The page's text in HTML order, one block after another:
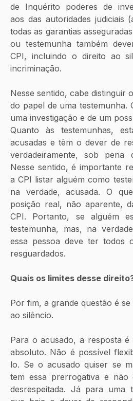
de Inquérito poderes de
aos das autoridades judiciais
todas as garantias
ou testemunha também
CPI, incluindo o direito ao
incriminação.
Nesse sentido, cabe distinguir
do papel de uma testemunha.
uma investigação e de um
Quanto às testemunhas,
acusadas e têm o dever de
verdadeiramente, sob pena
Nesse sentido, é importante
a CPI listar alguém como
na verdade, acusada. O
posição real, não aparente,
CPI. Portanto, se alguém
testemunha, mas, na
essa pessoa deve ter todos
resguardados.
Quais os limites desse
Por fim, a grande questão é
ao silêncio.
Para o acusado, a resposta é
absoluto. Não é possível
lo. Se o acusado quiser se
tem essa prerrogativa e não
desrespeitada. Já para uma